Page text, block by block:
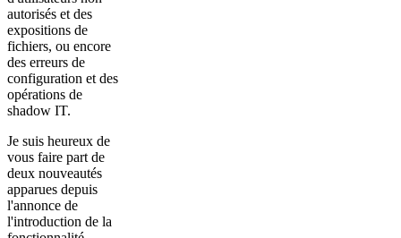
autorisés et des
expositions de
fichiers, ou encore
des erreurs de
configuration et des
opérations de
shadow IT.
Je suis heureux de
vous faire part de
deux nouveautés
apparues depuis
l'annonce de
l'introduction de la